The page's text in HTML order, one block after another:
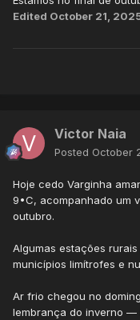
Edited October 21,
Victor Naia
Posted October
Hoje cedo Varginha
9•C, acompanhado um
outubro.
Algumas estações
municípios limítrofes e
Ar frio chegou no
lembrança do inverno —